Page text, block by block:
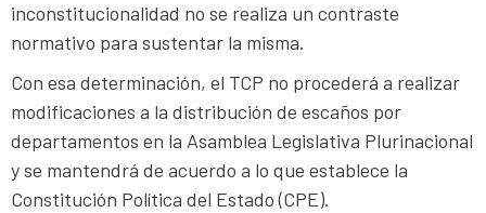
inconstitucionalidad no se realiza un contraste
normativo para sustentar la misma.
Con esa determinación, el TCP no procederá a realizar
modificaciones a la distribución de escaños por
departamentos en la Asamblea Legislativa Plurinacional
y se mantendrá de acuerdo a lo que establece la
Constitución Política del Estado (CPE).